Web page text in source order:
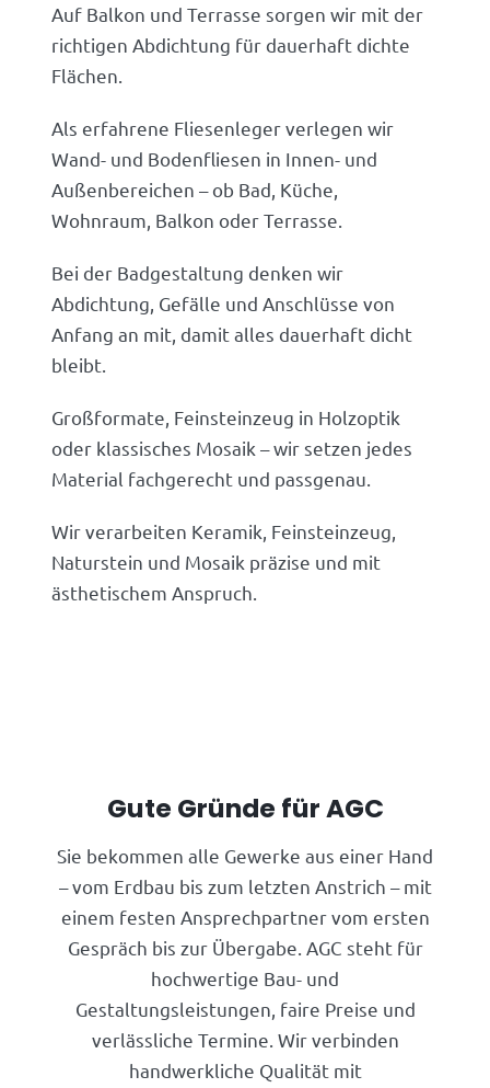
Auf Balkon und Terrasse sorgen wir mit der
richtigen Abdichtung für dauerhaft dichte
Flächen.
Als erfahrene Fliesenleger verlegen wir
Wand- und Bodenfliesen in Innen- und
Außenbereichen – ob Bad, Küche,
Wohnraum, Balkon oder Terrasse.
Bei der Badgestaltung denken wir
Abdichtung, Gefälle und Anschlüsse von
Anfang an mit, damit alles dauerhaft dicht
bleibt.
Großformate, Feinsteinzeug in Holzoptik
oder klassisches Mosaik – wir setzen jedes
Material fachgerecht und passgenau.
Wir verarbeiten Keramik, Feinsteinzeug,
Naturstein und Mosaik präzise und mit
ästhetischem Anspruch.
Gute Gründe für AGC
Sie bekommen alle Gewerke aus einer Hand
– vom Erdbau bis zum letzten Anstrich – mit
einem festen Ansprechpartner vom ersten
Gespräch bis zur Übergabe. AGC steht für
hochwertige Bau- und
Gestaltungsleistungen, faire Preise und
verlässliche Termine. Wir verbinden
handwerkliche Qualität mit